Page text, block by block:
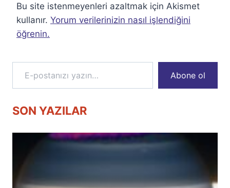
Bu site istenmeyenleri azaltmak için Akismet
kullanır. Yorum verilerinizin nasıl işlendiğini
öğrenin.
E-postanızı yazın…
Abone ol
SON YAZILAR